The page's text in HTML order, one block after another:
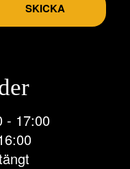
SKICKA
- 17:00